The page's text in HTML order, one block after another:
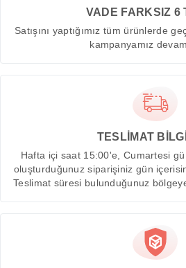
VADE FARKSIZ 6
Satışını yaptığımız tüm ürünlerde
kampanyamız
TESLİMAT
Hafta içi saat 15:00'e, Cumartesi
oluşturduğunuz siparişiniz gün
Teslimat süresi bulunduğunuz